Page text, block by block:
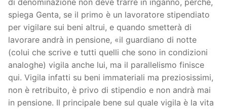
spiega Genta, se il primo è un lavoratore stipendiato
per vigilare sui beni altrui, e quando smetterà di
lavorare andrà in pensione, «il guardiano di notte
(colui che scrive e tutti quelli che sono in condizioni
analoghe) vigila anche lui, ma il parallelismo finisce
qui. Vigila infatti su beni immateriali ma preziosissimi,
non è retribuito, è privo di stipendio e non andrà mai
in pensione. Il principale bene sul quale vigila è la vita